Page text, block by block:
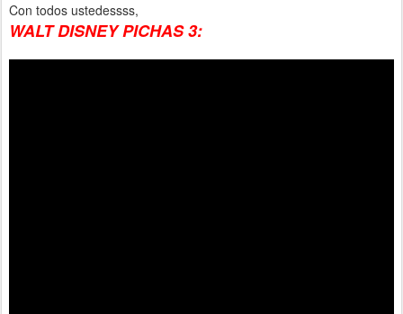
Con todos ustedessss,
WALT DISNEY PICHAS 3: